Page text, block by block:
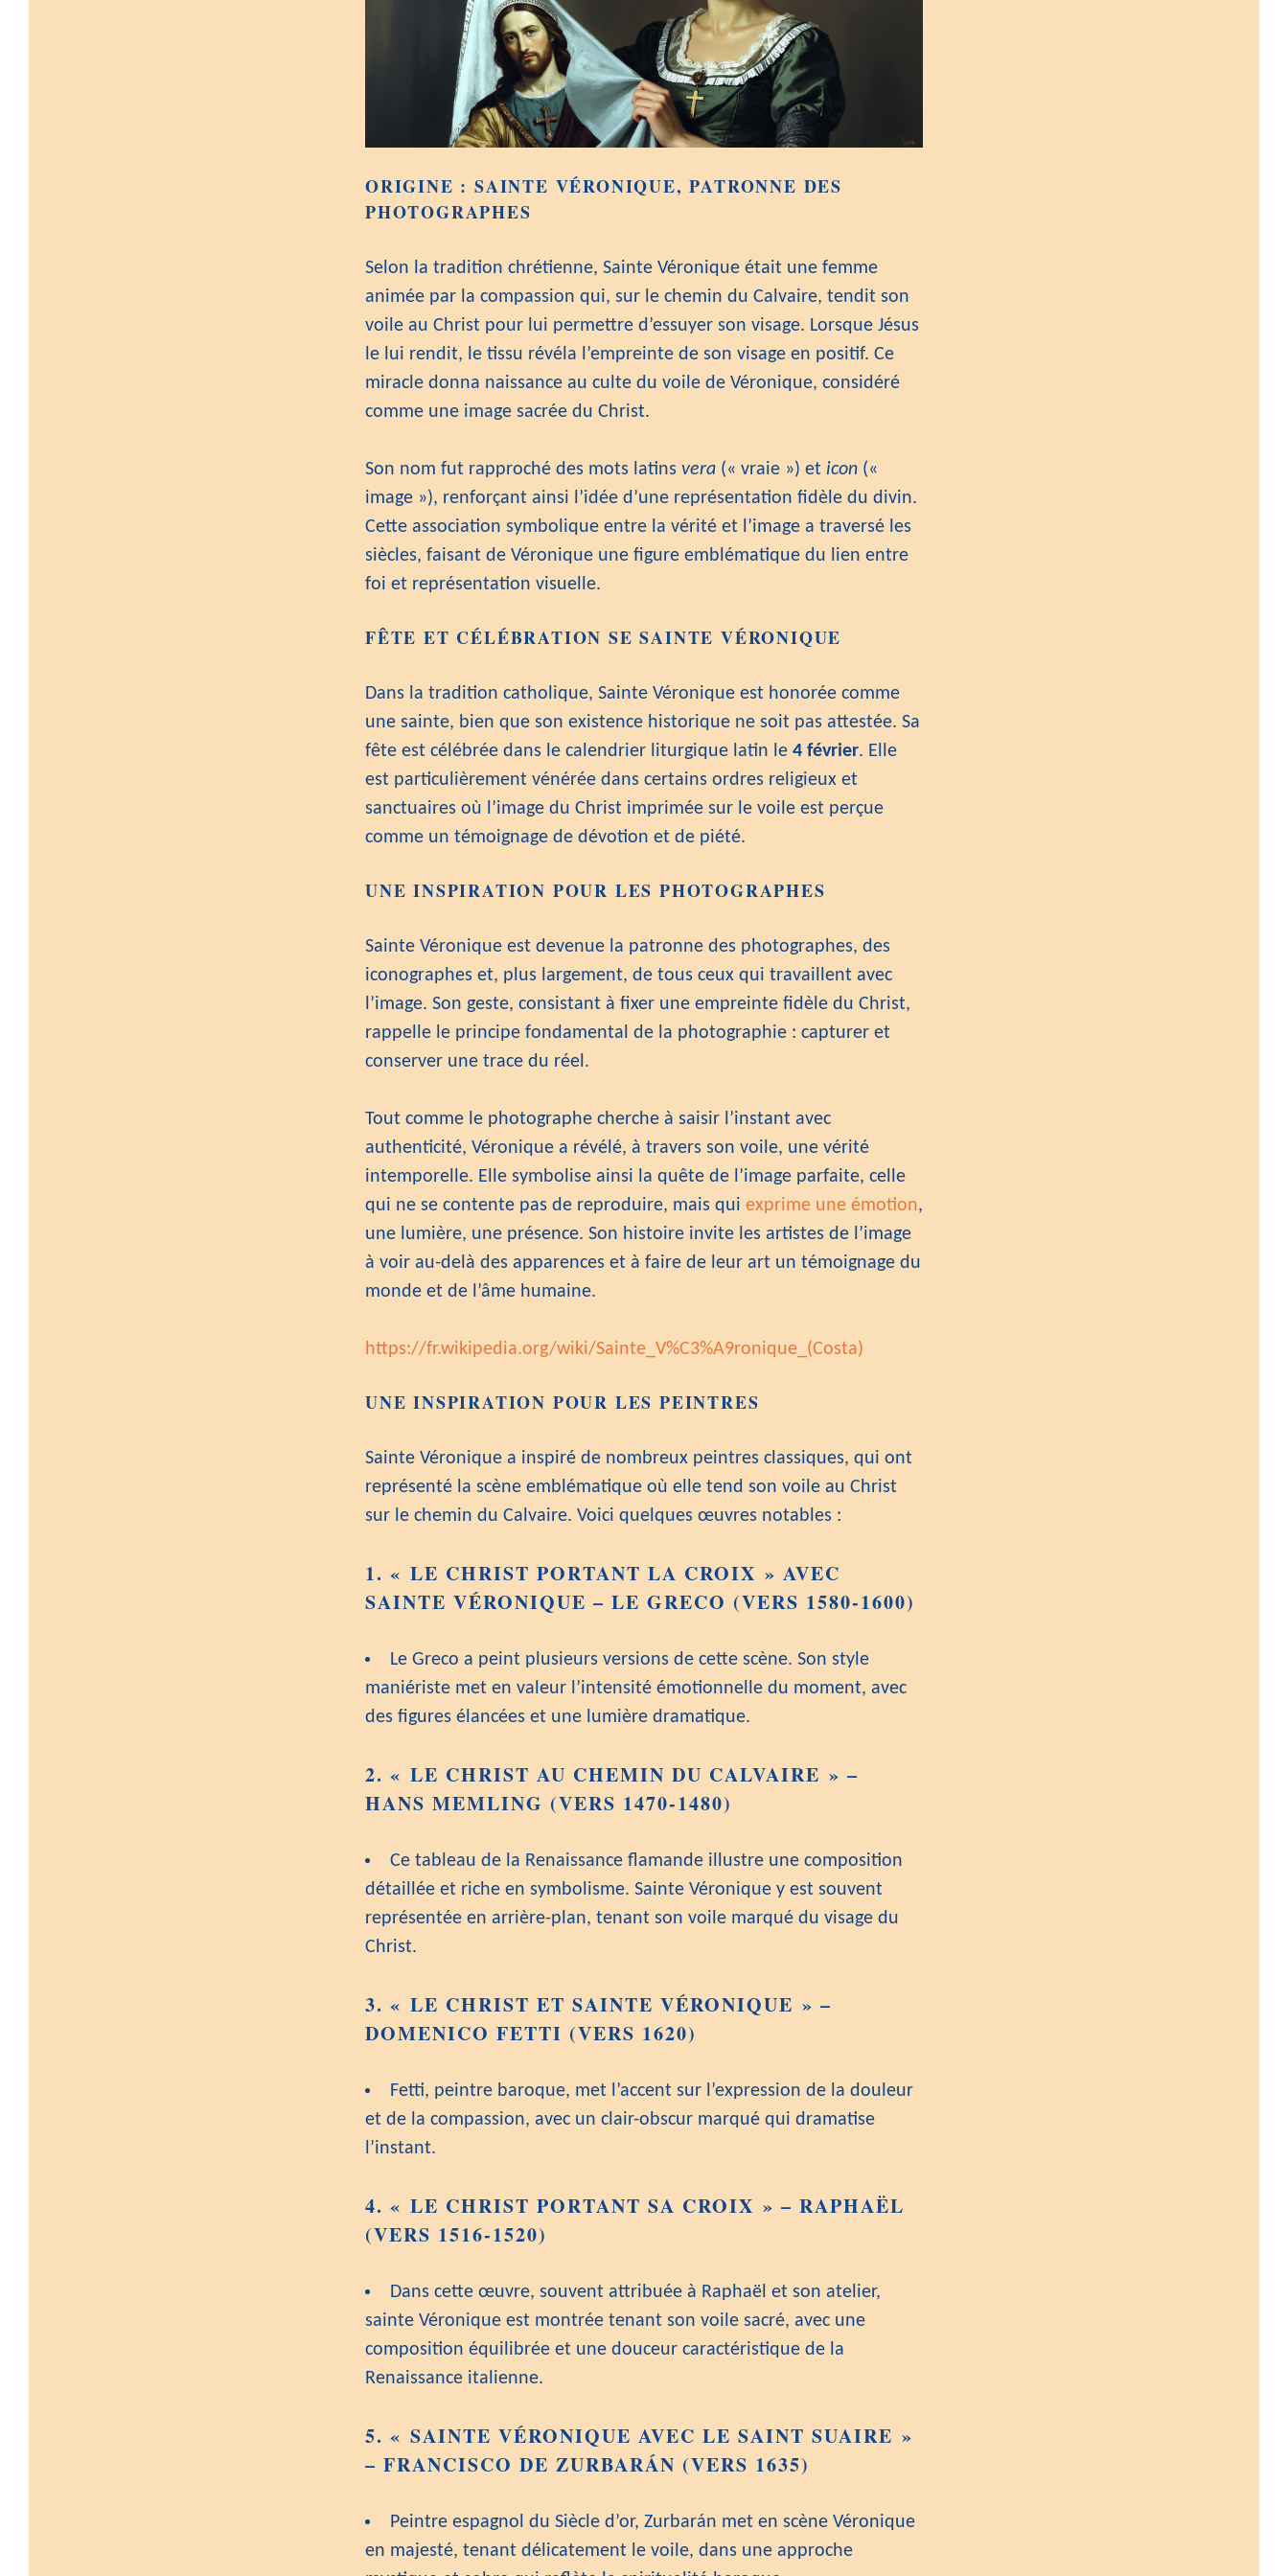
ORIGINE :SAINTE VÉRONIQUE, PATRONNE DES
PHOTOGRAPHES
Selon la tradition chrétienne, Sainte Véronique était une femme
animée par la compassion qui, sur le chemin du Calvaire, tendit son
voile au Christ pour lui permettre d’essuyer son visage. Lorsque Jésus
le lui rendit, le tissu révéla l’empreinte de son visage en positif. Ce
miracle donna naissance au culte du voile de Véronique, considéré
comme une image sacrée du Christ.
Son nom fut rapproché des mots latins vera (« vraie ») et icon («
image »), renforçant ainsi l’idée d’une représentation fidèle du divin.
Cette association symbolique entre la vérité et l’image a traversé les
siècles, faisant de Véronique une figure emblématique du lien entre
foi et représentation visuelle.
FÊTE ET CÉLÉBRATION SE SAINTE VÉRONIQUE
Dans la tradition catholique, Sainte Véronique est honorée comme
une sainte, bien que son existence historique ne soit pas attestée. Sa
fête est célébrée dans le calendrier liturgique latin le 4 février. Elle
est particulièrement vénérée dans certains ordres religieux et
sanctuaires où l’image du Christ imprimée sur le voile est perçue
comme un témoignage de dévotion et de piété.
UNE INSPIRATION POUR LES PHOTOGRAPHES
Sainte Véronique est devenue la patronne des photographes, des
iconographes et, plus largement, de tous ceux qui travaillent avec
l’image. Son geste, consistant à fixer une empreinte fidèle du Christ,
rappelle le principe fondamental de la photographie : capturer et
conserver une trace du réel.
Tout comme le photographe cherche à saisir l’instant avec
authenticité, Véronique a révélé, à travers son voile, une vérité
intemporelle. Elle symbolise ainsi la quête de l’image parfaite, celle
qui ne se contente pas de reproduire, mais qui exprime une émotion,
une lumière, une présence. Son histoire invite les artistes de l’image
à voir au-delà des apparences et à faire de leur art un témoignage du
monde et de l’âme humaine.
https://fr.wikipedia.org/wiki/Sainte_V%C3%A9ronique_(Costa)
UNE INSPIRATION POUR LES PEINTRES
Sainte Véronique a inspiré de nombreux peintres classiques, qui ont
représenté la scène emblématique où elle tend son voile au Christ
sur le chemin du Calvaire. Voici quelques œuvres notables :
1. « LE CHRIST PORTANT LA CROIX » AVEC
SAINTE VÉRONIQUE – LE GRECO (VERS 1580-1600)
Le Greco a peint plusieurs versions de cette scène. Son style
maniériste met en valeur l’intensité émotionnelle du moment, avec
des figures élancées et une lumière dramatique.
2. « LE CHRIST AU CHEMIN DU CALVAIRE » –
HANS MEMLING (VERS 1470-1480)
Ce tableau de la Renaissance flamande illustre une composition
détaillée et riche en symbolisme. Sainte Véronique y est souvent
représentée en arrière-plan, tenant son voile marqué du visage du
Christ.
3. « LE CHRIST ET SAINTE VÉRONIQUE » –
DOMENICO FETTI (VERS 1620)
Fetti, peintre baroque, met l’accent sur l’expression de la douleur
et de la compassion, avec un clair-obscur marqué qui dramatise
l’instant.
4. « LE CHRIST PORTANT SA CROIX » – RAPHAËL
(VERS 1516-1520)
Dans cette œuvre, souvent attribuée à Raphaël et son atelier,
sainte Véronique est montrée tenant son voile sacré, avec une
composition équilibrée et une douceur caractéristique de la
Renaissance italienne.
5. « SAINTE VÉRONIQUE AVEC LE SAINT SUAIRE »
– FRANCISCO DE ZURBARÁN (VERS 1635)
Peintre espagnol du Siècle d’or, Zurbarán met en scène Véronique
en majesté, tenant délicatement le voile, dans une approche